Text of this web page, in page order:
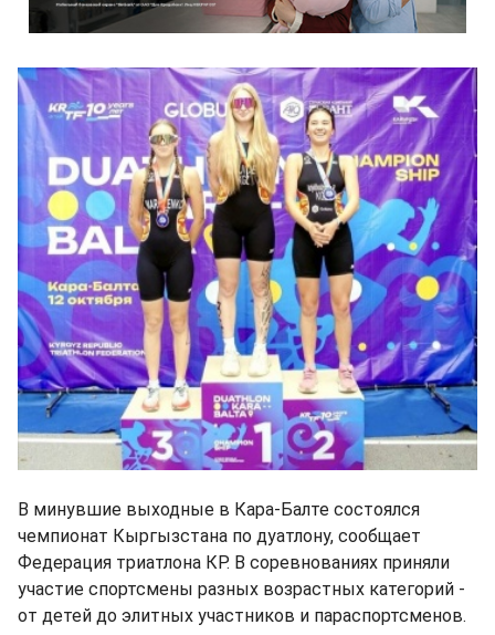
В минувшие выходные в Кара-Балте состоялся
чемпионат Кыргызстана по дуатлону, сообщает
Федерация триатлона КР. В соревнованиях приняли
участие спортсмены разных возрастных категорий -
от детей до элитных участников и параспортсменов.